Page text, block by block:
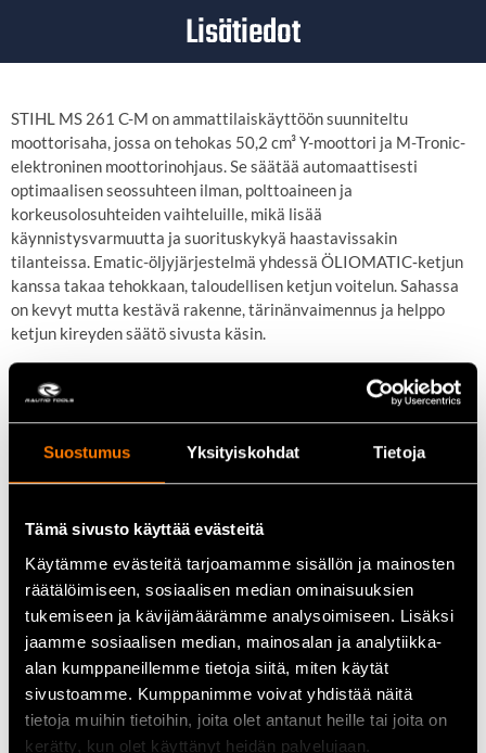
Suostumus Yksityiskohdat Tietoja
Tämä sivusto käyttää evästeitä
Käytämme evästeitä tarjoamamme sisällön ja mainosten
räätälöimiseen, sosiaalisen median ominaisuuksien
tukemiseen ja kävijämäärämme analysoimiseen. Lisäksi
jaamme sosiaalisen median, mainosalan ja analytiikka-
alan kumppaneillemme tietoja siitä, miten käytät
sivustoamme. Kumppanimme voivat yhdistää näitä
tietoja muihin tietoihin, joita olet antanut heille tai joita on
kerätty, kun olet käyttänyt heidän palvelujaan.
Lisätiedot
STIHL MS 261 C-M on ammattilaiskäyttöön suunniteltu
moottorisaha, jossa on tehokas 50,2 cm³ Y-moottori ja M-Tronic-
elektroninen moottorinohjaus. Se säätää automaattisesti
optimaalisen seossuhteen ilman, polttoaineen ja
korkeusolosuhteiden vaihteluille, mikä lisää
käynnistysvarmuutta ja suorituskykyä haastavissakin
tilanteissa. Ematic-öljyjärjestelmä yhdessä ÖLIO­MATIC‐ketjun
kanssa takaa tehokkaan, taloudellisen ketjun voitelun. Sahassa
on kevyt mutta kestävä rakenne, tärinänvaimennus ja helppo
ketjun kireyden säätö sivusta käsin.
Teho: 3,0 kW
Paino ilman laippaa ja ketjua: noin 4,9 kg
Polttoainesäiliön tilavuus: 500 ml
Ketjuöljysäiliön tilavuus: 270 ml
Suositeltu laippapituus: 40-50 cm (16-20″)
Keskeiset ominaisuudet
M-Tronic™ elektroninen moottorinohjaus
Ematic™ voitelujärjestelmä tehokkaaseen ketjuöljyn